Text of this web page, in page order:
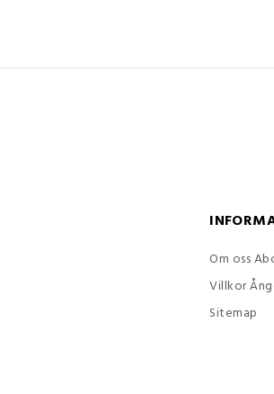
Om oss
Villkor
Sitemap